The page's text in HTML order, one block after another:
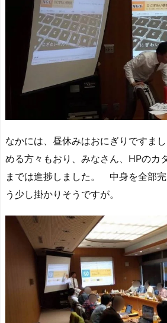
なかには、昼休みはおにぎりですま
める方々もおり、みなさん、HPのカ
までは進捗しました。 中身を全部
う少し掛かりそうですが。